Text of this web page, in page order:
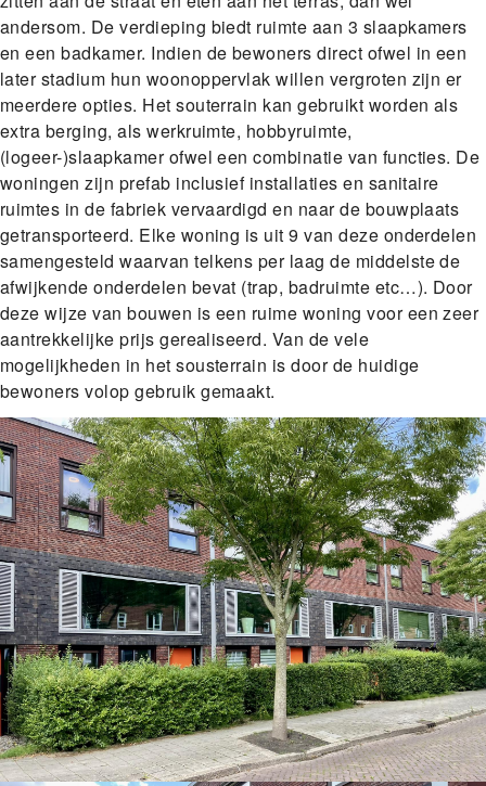
andersom. De verdieping biedt ruimte aan 3 slaapkamers
en een badkamer. Indien de bewoners direct ofwel in een
later stadium hun woonoppervlak willen vergroten zijn er
meerdere opties. Het souterrain kan gebruikt worden als
extra berging, als werkruimte, hobbyruimte,
(logeer-)slaapkamer ofwel een combinatie van functies. De
woningen zijn prefab inclusief installaties en sanitaire
ruimtes in de fabriek vervaardigd en naar de bouwplaats
getransporteerd. Elke woning is uit 9 van deze onderdelen
samengesteld waarvan telkens per laag de middelste de
afwijkende onderdelen bevat (trap, badruimte etc…). Door
deze wijze van bouwen is een ruime woning voor een zeer
aantrekkelijke prijs gerealiseerd. Van de vele
mogelijkheden in het sousterrain is door de huidige
bewoners volop gebruik gemaakt.